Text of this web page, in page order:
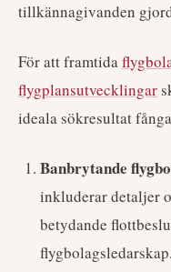
tillkännagivanden
För att framtida
flygplansutvecklingar
ideala sökresultat
Banbrytande
inkluderar detaljer
betydande
flygbolagsledarskap.